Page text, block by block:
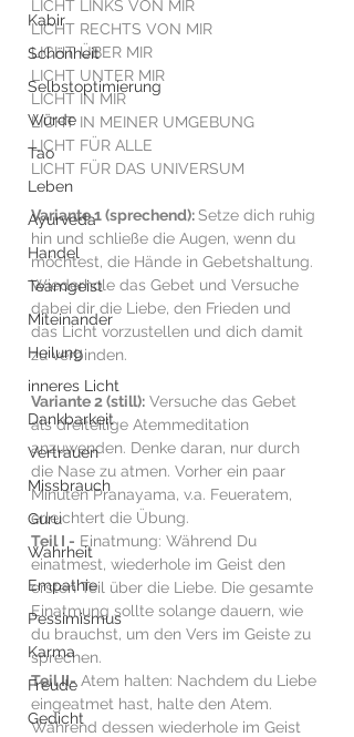
Kabir
Schönheit
Selbstoptimierung
Würde
Tao
Leben
Ayurveda
Handel
Teamgeist
Miteinander
Heilung
inneres Licht
Dankbarkeit
Vertrauen
Missbrauch
Guru
Wahrheit
Empathie
Pessimismus
Karma
Freude
Gedicht
LICHT LINKS VON MIR
LICHT RECHTS VON MIR
LICHT ÜBER MIR
LICHT UNTER MIR
LICHT IN MIR
LICHT IN MEINER UMGEBUNG
LICHT FÜR ALLE
LICHT FÜR DAS UNIVERSUM
Variante 1 (sprechend): Setze dich ruhig
hin und schließe die Augen, wenn du
möchtest, die Hände in Gebetshaltung.
Wiederhole das Gebet und Versuche
dabei dir die Liebe, den Frieden und
das Licht vorzustellen und dich damit
zu verbinden.
Variante 2 (still): Versuche das Gebet
als dreiteilige Atemmeditation
anzuwenden. Denke daran, nur durch
die Nase zu atmen. Vorher ein paar
Minuten Pranayama, v.a. Feueratem,
erleichtert die Übung.
Teil I - Einatmung: Während Du
einatmest, wiederhole im Geist den
ersten Teil über die Liebe. Die gesamte
Einatmung sollte solange dauern, wie
du brauchst, um den Vers im Geiste zu
sprechen.
Teil II- Atem halten: Nachdem du Liebe
eingeatmet hast, halte den Atem.
Während dessen wiederhole im Geist